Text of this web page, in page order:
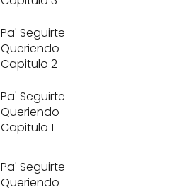
Pa' Seguirte
Queriendo
Capitulo 2
Pa' Seguirte
Queriendo
Capitulo 1
Pa' Seguirte
Queriendo